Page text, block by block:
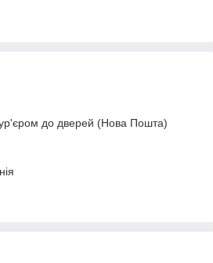
до дверей (Нова Пошта)